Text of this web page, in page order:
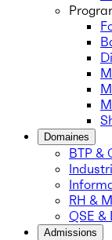
Domaines
BTP &
RH &
QSE &
Admissions